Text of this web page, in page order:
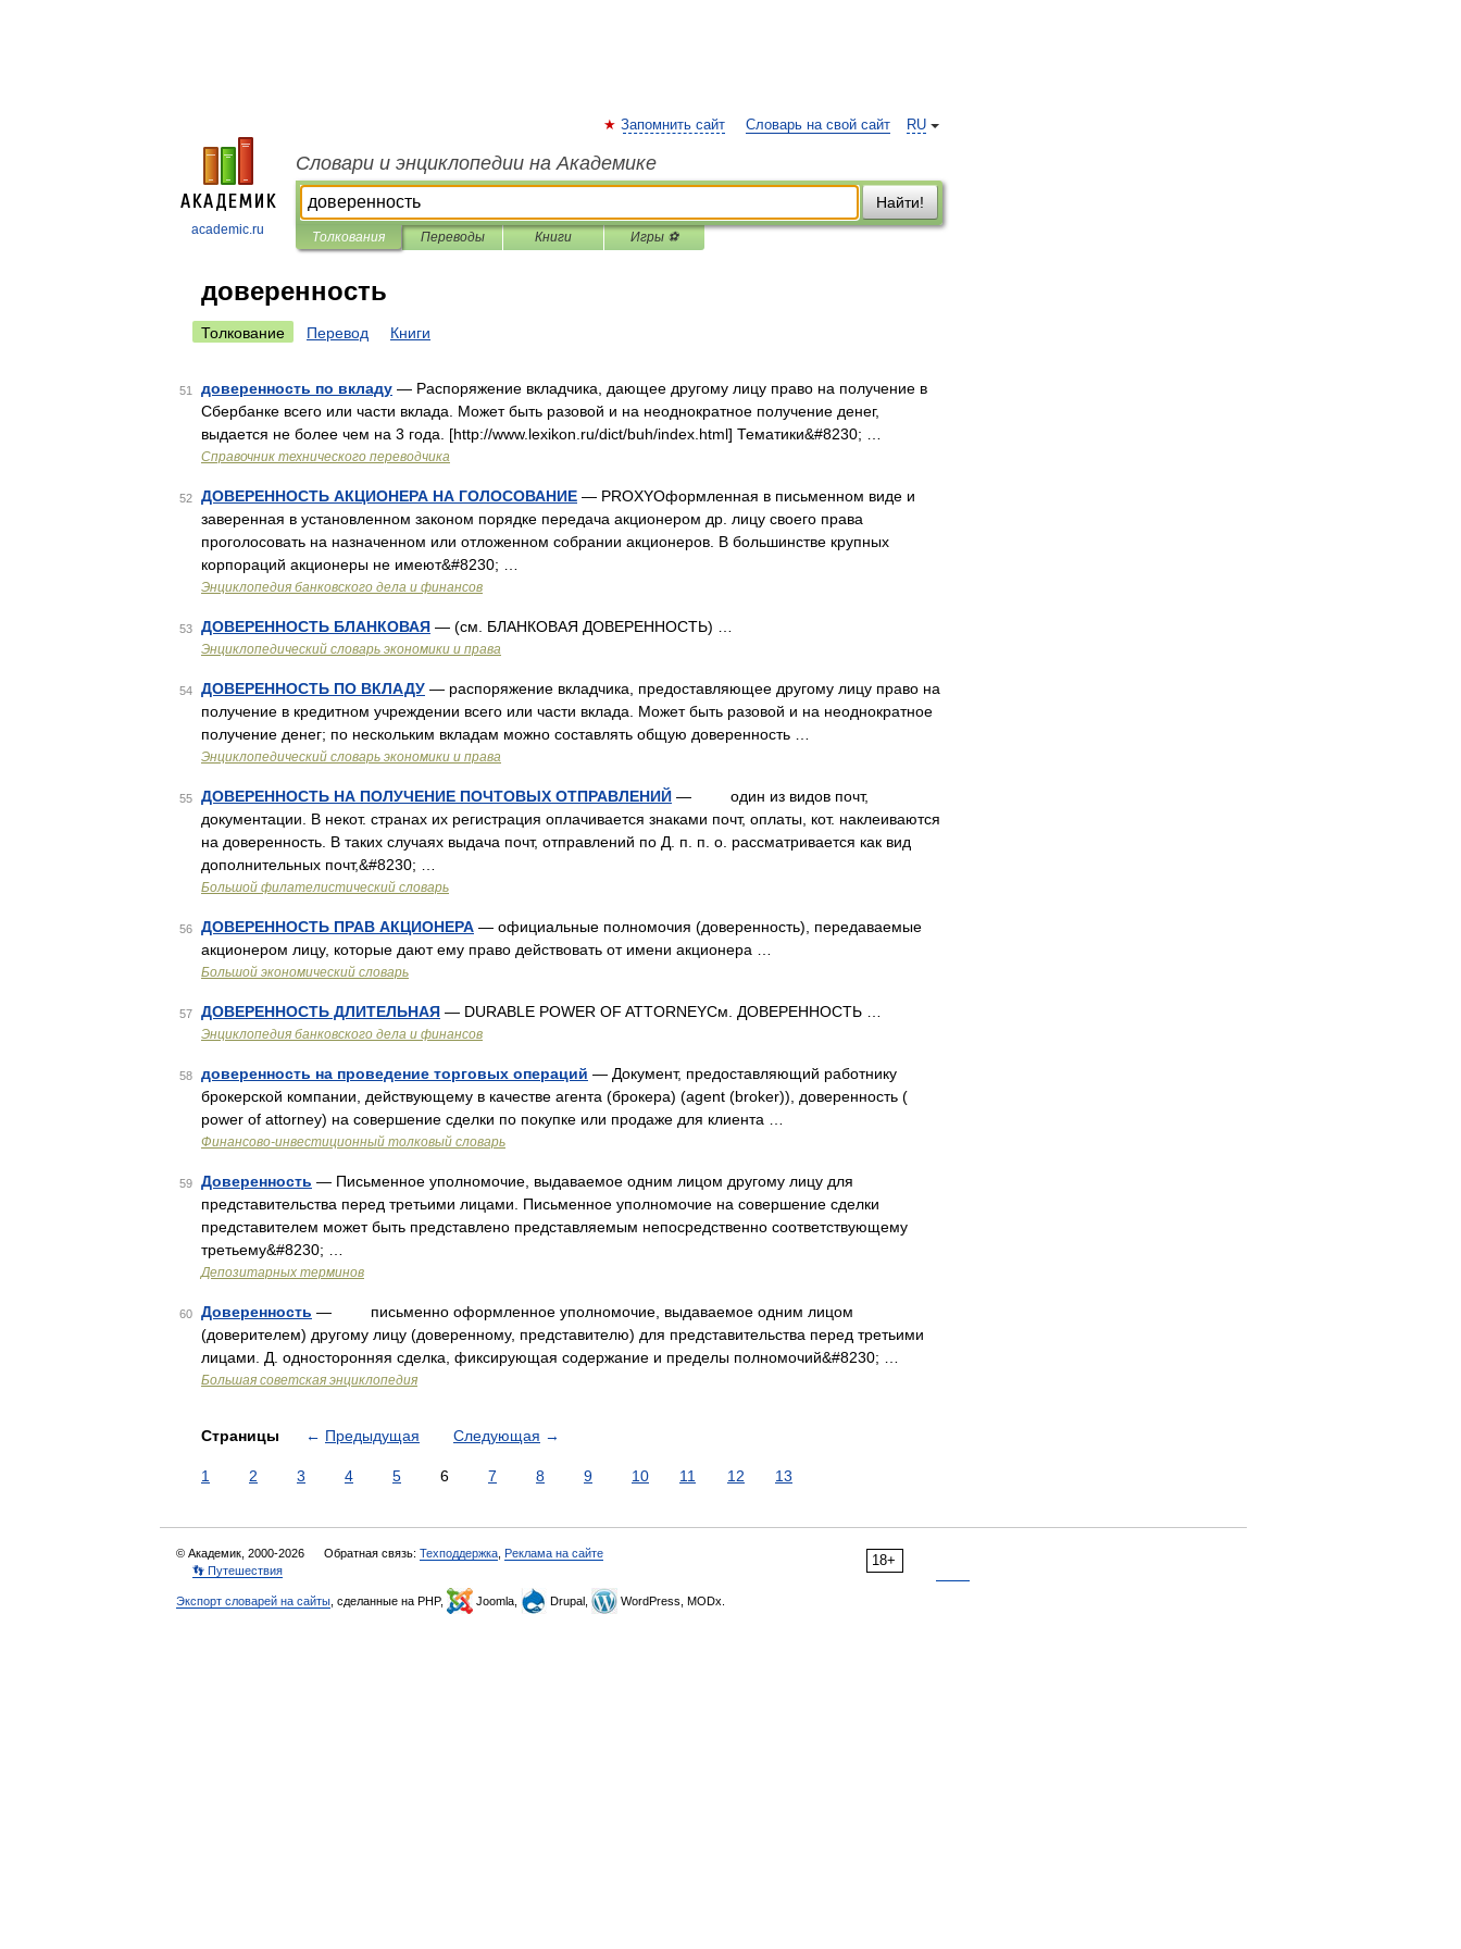
academic.ru
RU
Запомнить сайт Словарь на свой сайт
Словари и энциклопедии на Академике
Найти!
Толкования Переводы Книги Игры ⚽
доверенность
Толкование Перевод Книги
51 доверенность по вкладу — Распоряжение вкладчика, дающее другому лицу право на получение в
Сбербанке всего или части вклада. Может быть разовой и на неоднократное получение денег,
выдается не более чем на 3 года. [http://www.lexikon.ru/dict/buh/index.html] Тематики&#8230; …
Справочник технического переводчика
52 ДОВЕРЕННОСТЬ АКЦИОНЕРА НА ГОЛОСОВАНИЕ — PROXYОформленная в письменном виде и
заверенная в установленном законом порядке передача акционером др. лицу своего права
проголосовать на назначенном или отложенном собрании акционеров. В большинстве крупных
корпораций акционеры не имеют&#8230; …
Энциклопедия банковского дела и финансов
53 ДОВЕРЕННОСТЬ БЛАНКОВАЯ — (см. БЛАНКОВАЯ ДОВЕРЕННОСТЬ) …
Энциклопедический словарь экономики и права
54 ДОВЕРЕННОСТЬ ПО ВКЛАДУ — распоряжение вкладчика, предоставляющее другому лицу право на
получение в кредитном учреждении всего или части вклада. Может быть разовой и на неоднократное
получение денег; по нескольким вкладам можно составлять общую доверенность …
Энциклопедический словарь экономики и права
55 ДОВЕРЕННОСТЬ НА ПОЛУЧЕНИЕ ПОЧТОВЫХ ОТПРАВЛЕНИЙ — один из видов почт,
документации. В некот. странах их регистрация оплачивается знаками почт, оплаты, кот. наклеиваются
на доверенность. В таких случаях выдача почт, отправлений по Д. п. п. о. рассматривается как вид
дополнительных почт,&#8230; …
Большой филателистический словарь
56 ДОВЕРЕННОСТЬ ПРАВ АКЦИОНЕРА — официальные полномочия (доверенность), передаваемые
акционером лицу, которые дают ему право действовать от имени акционера …
Большой экономический словарь
57 ДОВЕРЕННОСТЬ ДЛИТЕЛЬНАЯ — DURABLE POWER OF ATTORNEYСм. ДОВЕРЕННОСТЬ …
Энциклопедия банковского дела и финансов
58 доверенность на проведение торговых операций — Документ, предоставляющий работнику
брокерской компании, действующему в качестве агента (брокера) (agent (broker)), доверенность (
power of attorney) на совершение сделки по покупке или продаже для клиента …
Финансово-инвестиционный толковый словарь
59 Доверенность — Письменное уполномочие, выдаваемое одним лицом другому лицу для
представительства перед третьими лицами. Письменное уполномочие на совершение сделки
представителем может быть представлено представляемым непосредственно соответствующему
третьему&#8230; …
Депозитарных терминов
60 Доверенность — письменно оформленное уполномочие, выдаваемое одним лицом
(доверителем) другому лицу (доверенному, представителю) для представительства перед третьими
лицами. Д. односторонняя сделка, фиксирующая содержание и пределы полномочий&#8230; …
Большая советская энциклопедия
Страницы ← Предыдущая Следующая →
1 2 3 4 5 6 7 8 9 10 11 12 13
18+
© Академик, 2000-2026 Обратная связь: Техподдержка Реклама на сайте
👣 Путешествия
Экспорт словарей на сайты , сделанные на PHP, Joomla, Drupal, WordPress, MODx.